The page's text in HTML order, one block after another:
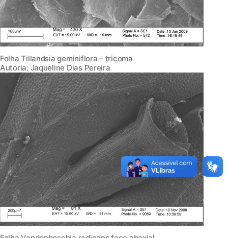
Folha Tillandsia geminiflora – tricoma
Autoria: Jaqueline Dias Pereira